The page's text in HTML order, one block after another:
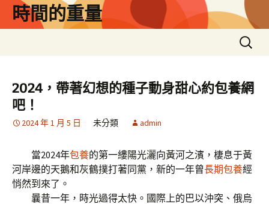
時間的重量
搜
尋
鍵
字:
2024，帶著幻想的種子動身甜心約包養網
吧！
2024 年 1 月 5 日 未分類 admin
當2024年包養的第一縷陽光灑向黃河之濱，棲息于黃
河岸邊的天鵝和灰鶴撲打著同黨，新的一年曾長期包養經
悄然到來了。
曩昔一年，時光過得太快。國際上的巴以沖突、俄烏